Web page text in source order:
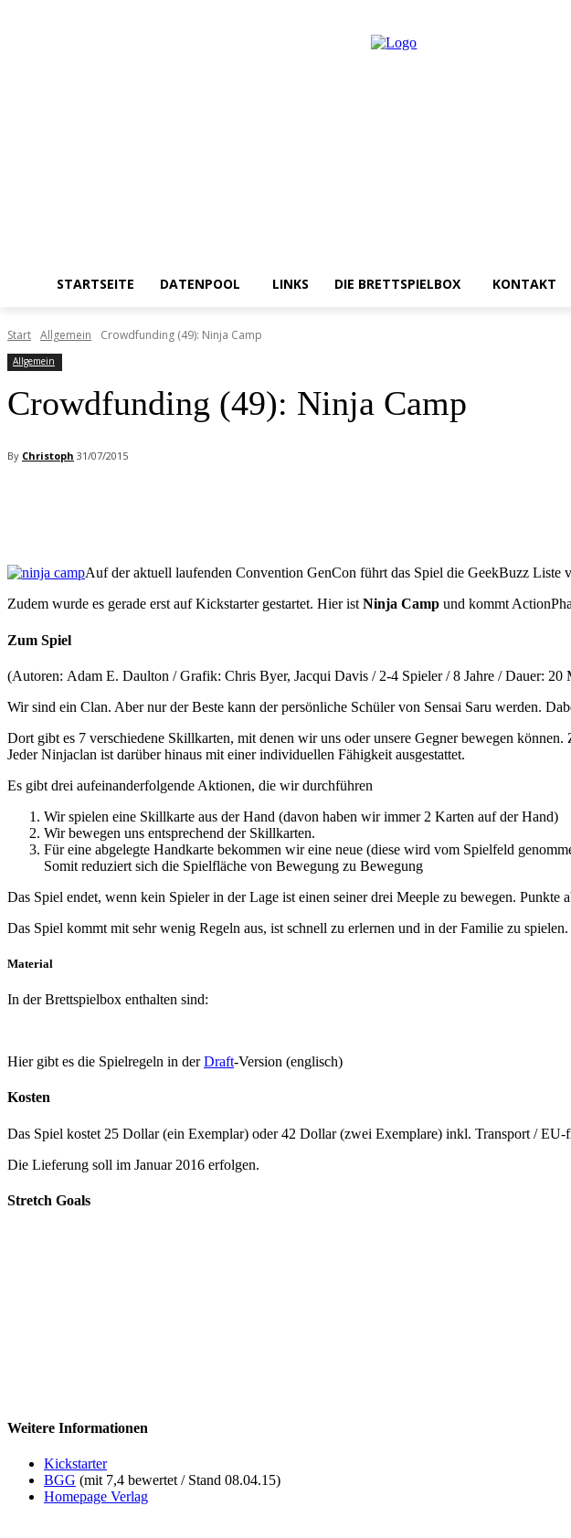
STARTSEITE DATENPOOL LINKS DIE BRETTSPIELBOX KONTAKT
Start Allgemein Crowdfunding (49): Ninja Camp
Allgemein
Crowdfunding (49): Ninja Camp
By Christoph 31/07/2015
Auf der aktuell laufenden Convention GenCon führt das Spiel die GeekBuzz Liste
Zudem wurde es gerade erst auf Kickstarter gestartet. Hier ist Ninja Camp und kommt
Zum Spiel
(Autoren: Adam E. Daulton / Grafik: Chris Byer, Jacqui Davis / 2-4 Spieler / 8 Jahre / Dauer: 20
Wir sind ein Clan. Aber nur der Beste kann der persönliche Schüler von Sensai Saru werden.
Dort gibt es 7 verschiedene Skillkarten, mit denen wir uns oder unsere Gegner bewegen
Jeder Ninjaclan ist darüber hinaus mit einer individuellen Fähigkeit ausgestattet.
Es gibt drei aufeinanderfolgende Aktionen, die wir durchführen
Wir spielen eine Skillkarte aus der Hand (davon haben wir immer 2 Karten auf der Hand)
Wir bewegen uns entsprechend der Skillkarten.
Für eine abgelegte Handkarte bekommen wir eine neue (diese wird vom Spielfeld
Somit reduziert sich die Spielfläche von Bewegung zu Bewegung
Das Spiel endet, wenn kein Spieler in der Lage ist einen seiner drei Meeple zu bewegen.
Das Spiel kommt mit sehr wenig Regeln aus, ist schnell zu erlernen und in der Familie zu spielen.
Material
In der Brettspielbox enthalten sind:
Hier gibt es die Spielregeln in derDraft-Version (englisch)
Kosten
Das Spiel kostet 25 Dollar (ein Exemplar) oder 42 Dollar (zwei Exemplare) inkl. Transport / EU-
Die Lieferung soll im Januar 2016 erfolgen.
Stretch Goals
Weitere Informationen
Kickstarter
BGG (mit 7,4 bewertet / Stand 08.04.15)
Homepage Verlag